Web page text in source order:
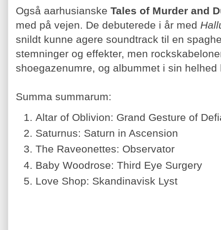
Også aarhusianske Tales of Murder and
med på vejen. De debuterede i år med
snildt kunne agere soundtrack til en
stemninger og effekter, men
shoegazenumre, og albummet i sin
Summa summarum:
Altar of Oblivion: Grand Gesture of
Saturnus: Saturn in Ascension
The Raveonettes: Observator
Baby Woodrose: Third Eye Surgery
Love Shop: Skandinavisk Lyst